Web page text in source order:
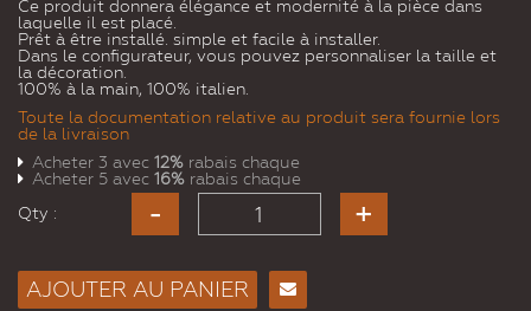
Ce produit donnera élégance et modernité à la pièce dans
laquelle il est placé.
Prêt à être installé. simple et facile à installer.
Dans le configurateur, vous pouvez personnaliser la taille et
la décoration.
100% à la main, 100% italien.
Toute la documentation relative au produit sera fournie lors
de la livraison
Acheter 3 avec 12% rabais chaque
Acheter 5 avec 16% rabais chaque
Qty :
AJOUTER AU PANIER